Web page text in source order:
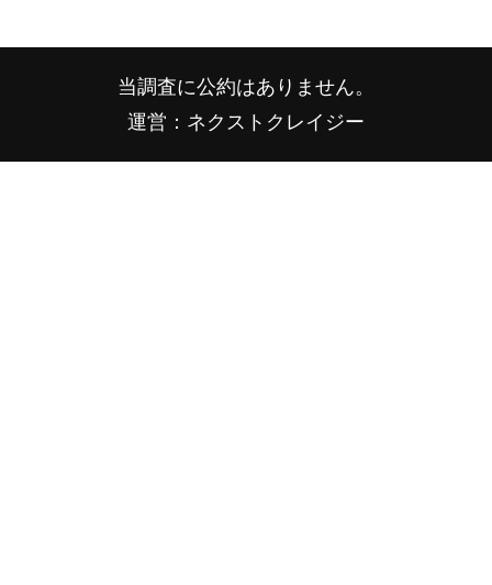
当調査に公約はありません。
運営：ネクストクレイジー